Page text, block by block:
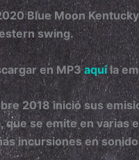
Blue Moon
swing.
en MP3aquíla
2018 inició sus
que se emite en
incursiones en